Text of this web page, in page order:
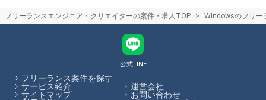
正直なところ、エンジニア未経験の場合、独学でプログラミングを学習
が高いと言えるでしょう。まずは組織に所属し、エンジニアとしての実
務経験を積んでからフリーランスとしての働き方を検討するのがおすす
めです。フリーランスHubではエンジニア向けの記事を多数掲載してい
フリーランスHubはお客様のフリーランス案件探しを最大限サポートし
フリーランスエンジニア・クリエイターの案件・求人TOP Windowsのフリー
公式LINE
フリーランス案件を探す
サービス紹介
運営会社
サイトマップ
お問い合わせ